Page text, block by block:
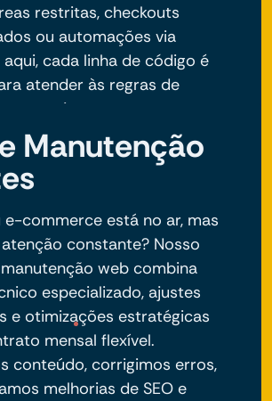
restritas, checkouts
ou automações via
cada linha de código é
atender às regras de
seu projeto.
Manutenção
e-commerce está no ar, mas
constante? Nosso
web combina
especializado, ajustes
e otimizações estratégicas
mensal flexível.
conteúdo, corrigimos erros,
melhorias de SEO e